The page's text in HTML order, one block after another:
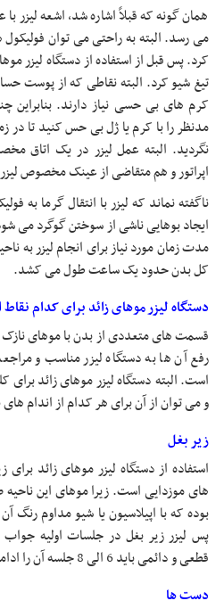
همان گونه که قبلاً اشاره شد، اشعه لیزر
می رسد. البته به راحتی می توان
کرد. پس قبل از استفاده از دستگاه لیزر
تیغ شیو کرد. البته نقاطی که از پوست
کرم های بی حسی نیاز دارند. بنابراین
مدنظر را با کرم یا ژل بی حس کنید تا در
نگردید. البته عمل لیزر در یک اتاق
اپراتور و هم متقاضی از عینک مخصوص لیزر
ناگفته نماند که لیزر با انتقال گرما به
ایجاد بوهایی ناشی از سوختن گوگرد می
مدت زمان مورد نیاز برای انجام لیزر به
کل بدن حدود یک ساعت طول می کشد.
دستگاه لیزر موهای زائد برای کدام نقاط
قسمت های متعددی از بدن با موهای
رفع آن ها به دستگاه لیزر مناسب و
است. البته دستگاه لیزر موهای زائد
و می توان از آن برای هر کدام از اندام
زیر بغل
استفاده از دستگاه لیزر موهای زائد
های موزدایی است. زیرا موهای این ناحیه
بوده که با اپیلاسیون یا شیو مداوم رنگ
پس لیزر زیر بغل در جلسات اولیه جواب
قطعی و دائمی باید 6 الی 8 جلسه آن را ادامه داد.
دست ها